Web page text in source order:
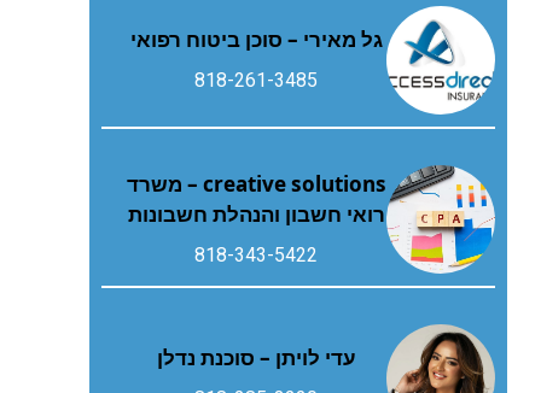
גל מאירי – סוכן ביטוח רפואי
818-261-3485
creative solutions – משרד
רואי חשבון והנהלת חשבונות
818-343-5422
עדי לויתן – סוכנת נדלן